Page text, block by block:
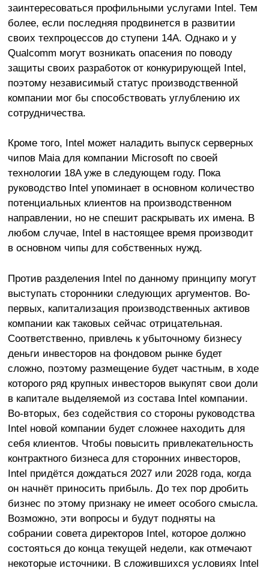
заинтересоваться профильными услугами Intel. Тем
более, если последняя продвинется в развитии
своих техпроцессов до ступени 14A. Однако и у
Qualcomm могут возникать опасения по поводу
защиты своих разработок от конкурирующей Intel,
поэтому независимый статус производственной
компании мог бы способствовать углублению их
сотрудничества.
Кроме того, Intel может наладить выпуск серверных
чипов Maia для компании Microsoft по своей
технологии 18A уже в следующем году. Пока
руководство Intel упоминает в основном количество
потенциальных клиентов на производственном
направлении, но не спешит раскрывать их имена. В
любом случае, Intel в настоящее время производит
в основном чипы для собственных нужд.
Против разделения Intel по данному принципу могут
выступать сторонники следующих аргументов. Во-
первых, капитализация производственных активов
компании как таковых сейчас отрицательная.
Соответственно, привлечь к убыточному бизнесу
деньги инвесторов на фондовом рынке будет
сложно, поэтому размещение будет частным, в ходе
которого ряд крупных инвесторов выкупят свои доли
в капитале выделяемой из состава Intel компании.
Во-вторых, без содействия со стороны руководства
Intel новой компании будет сложнее находить для
себя клиентов. Чтобы повысить привлекательность
контрактного бизнеса для сторонних инвесторов,
Intel придётся дождаться 2027 или 2028 года, когда
он начнёт приносить прибыль. До тех пор дробить
бизнес по этому признаку не имеет особого смысла.
Возможно, эти вопросы и будут подняты на
собрании совета директоров Intel, которое должно
состояться до конца текущей недели, как отмечают
некоторые источники. В сложившихся условиях Intel